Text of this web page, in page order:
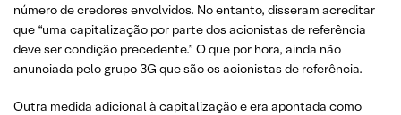
número de credores envolvidos. No entanto, disseram acreditar
que “uma capitalização por parte dos acionistas de referência
deve ser condição precedente.” O que por hora, ainda não
anunciada pelo grupo 3G que são os acionistas de referência.
Outra medida adicional à capitalização e era apontada como